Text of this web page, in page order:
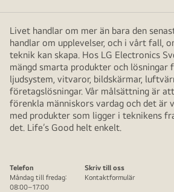
Livet handlar om mer än bara den
handlar om upplevelser, och i vårt fall,
teknik kan skapa. Hos LG Electronics
mängd smarta produkter och lösningar
ljudsystem, vitvaror, bildskärmar,
företagslösningar. Vår målsättning är
förenkla människors vardag och det är
med produkter som ligger i teknikens
det. Life’s Good helt enkelt.
Telefon
Måndag till fredag:
08:00–17:00
Skriv till oss
Kontaktformulär